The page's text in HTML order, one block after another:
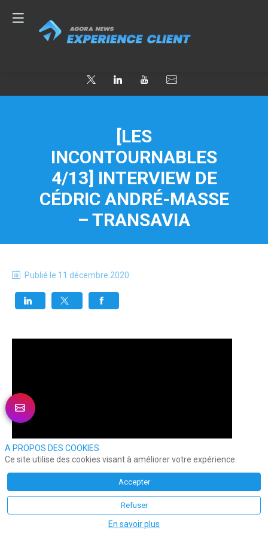
[LES
INCONTOURNABLES
4/13] INTERVIEW DE
CÉDRIC ANDRÉ-MASSE
– TRANSAVIA
Publié le 11 décembre 2020
A PROPOS DES COOKIES
Ce site utilise des cookies visant à améliorer votre expérience.
Accepter
Refuser
En savoir plus